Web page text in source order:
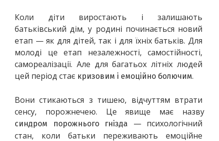
Коли діти виростають і залишають
батьківський дім, у родині починається новий
етап — як для дітей, так і для їхніх батьків. Для
молоді це етап незалежності, самостійності,
самореалізації. Але для багатьох літніх людей
цей період стає кризовим і емоційно болючим.
Вони стикаються з тишею, відчуттям втрати
сенсу, порожнечею. Це явище має назву
синдром порожнього гнізда
— психологічний
стан, коли батьки переживають емоційне